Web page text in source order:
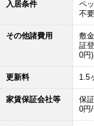
入居条件
ペ
不
その他諸費用
敷
証
0円)
更新料 1.5
家賃保証会社等
保
0円